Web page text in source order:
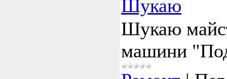
Шукаю
Шукаю
машини